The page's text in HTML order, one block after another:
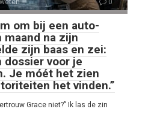
om bij een auto-
maand na zijn
zijn baas en zei:
dossier voor je
Je móét het zien
het vinden.”
Grace niet?” Ik las de zin